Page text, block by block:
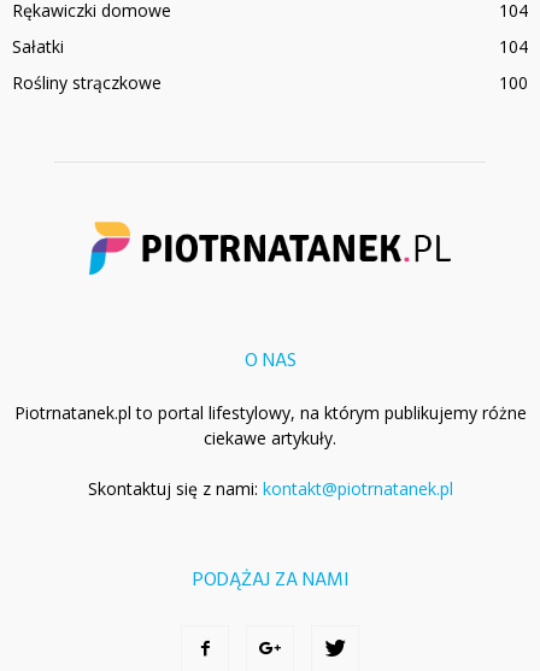
Rękawiczki domowe
104
Sałatki
104
Rośliny strączkowe
100
O NAS
Piotrnatanek.pl to portal lifestylowy, na którym publikujemy różne
ciekawe artykuły.
Skontaktuj się z nami: kontakt@piotrnatanek.pl
PODĄŻAJ ZA NAMI